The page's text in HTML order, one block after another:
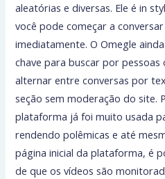
aleatórias e diversas. Ele é in
você pode começar a
imediatamente. O Omegle
chave para buscar por
alternar entre conversas por
seção sem moderação do site.
plataforma já foi muito usada
rendendo polêmicas e até
página inicial da plataforma, é
de que os vídeos são